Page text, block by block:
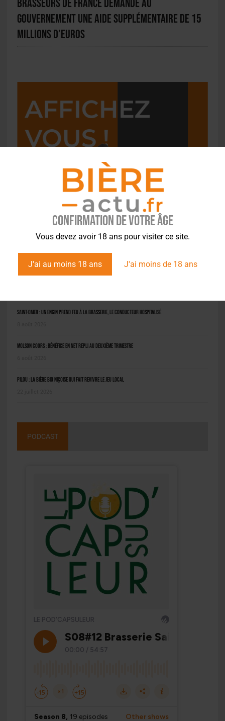
Confirmation de votre âge
Vous devez avoir 18 ans pour visiter ce site.
J'ai au moins 18 ans J'ai moins de 18 ans
Brasseurs de France demande au
gouvernement une aide supplémentaire de 15
millions d’euros
Saint-Omer : un engin prend feu à la brasserie, le conducteur hospitalisé
Molson Coors : bénéfice en net repli au deuxième trimestre
Pilou : la bière bio niçoise qui fait revivre le jeu local
PODCAST